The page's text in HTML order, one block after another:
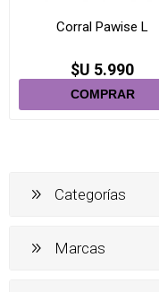
Corral Pawise L
$U 5.990
Categorías
Marcas